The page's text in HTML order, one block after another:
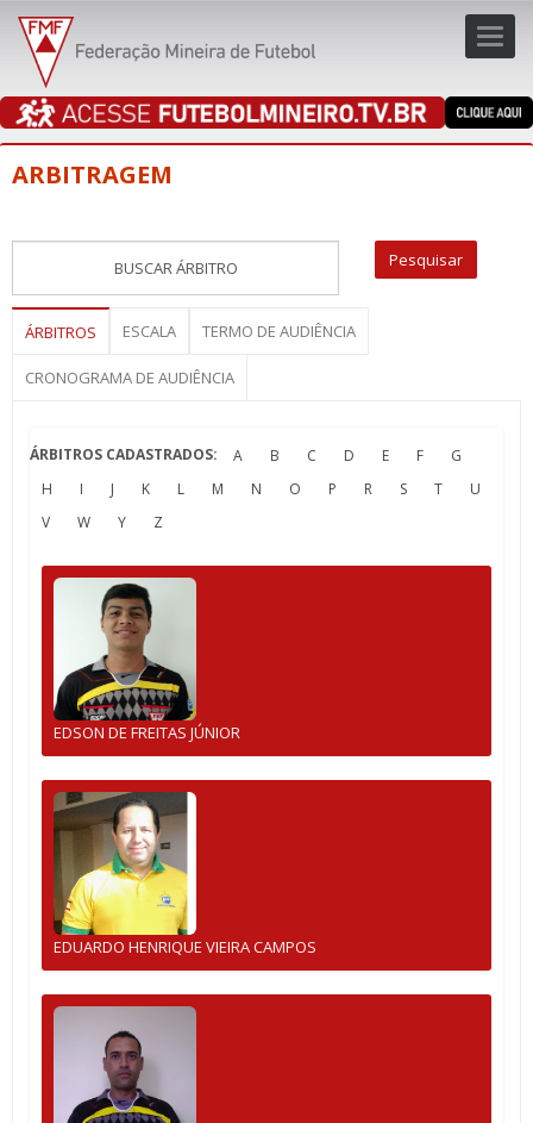
ARBITRAGEM
ÁRBITROS ESCALA TERMO DE AUDIÊNCIA
CRONOGRAMA DE AUDIÊNCIA
ÁRBITROS CADASTRADOS: A B C D E F
G
H
I J K L M N O P R S T
U
V
W Y Z
EDSON DE FREITAS JÚNIOR
EDUARDO HENRIQUE VIEIRA CAMPOS